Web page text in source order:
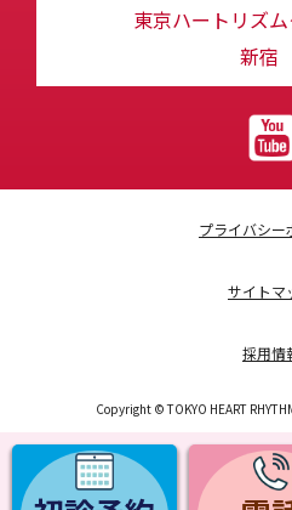
東京ハートリズ
新宿
プライバシー
サイトマ
採用情
Copyright © TOKYO HEART